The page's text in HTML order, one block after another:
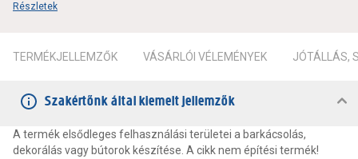
Részletek
TERMÉKJELLEMZŐK VÁSÁRLÓI VÉLEMÉNYEK JÓTÁLLÁS,
Szakértőnk által kiemelt jellemzők
A termék elsődleges felhasználási területei a barkácsolás,
dekorálás vagy bútorok készítése. A cikk nem építési termék!